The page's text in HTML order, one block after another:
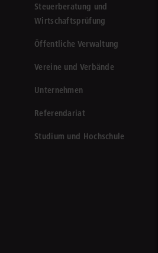
Steuerberatung und
Wirtschaftsprüfung
Öffentliche Verwaltung
Vereine und Verbände
Unternehmen
Referendariat
Studium und Hochschule